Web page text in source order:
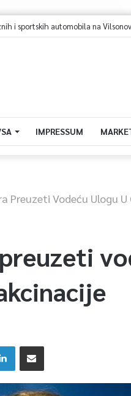
Sarajevo u avgustu centar regiona:
IMPRESSUM
Preuzeti Vodeću Ulogu